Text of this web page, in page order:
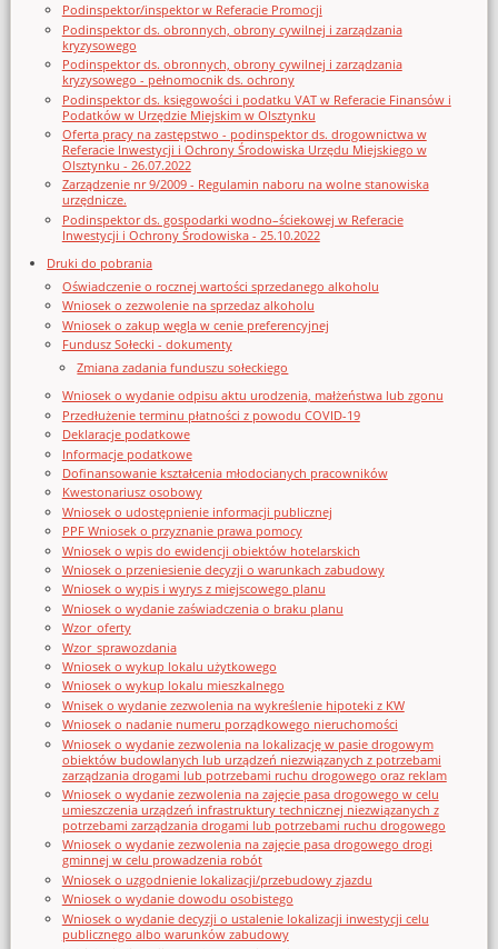
Podinspektor/inspektor w Referacie Promocji
Podinspektor ds. obronnych, obrony cywilnej i zarządzania
kryzysowego
Podinspektor ds. obronnych, obrony cywilnej i zarządzania
kryzysowego - pełnomocnik ds. ochrony
Podinspektor ds. księgowości i podatku VAT w Referacie Finansów i
Podatków w Urzędzie Miejskim w Olsztynku
Oferta pracy na zastępstwo - podinspektor ds. drogownictwa w
Referacie Inwestycji i Ochrony Środowiska Urzędu Miejskiego w
Olsztynku - 26.07.2022
Zarządzenie nr 9/2009 - Regulamin naboru na wolne stanowiska
urzędnicze.
Podinspektor ds. gospodarki wodno–ściekowej w Referacie
Inwestycji i Ochrony Środowiska - 25.10.2022
Druki do pobrania
Oświadczenie o rocznej wartości sprzedanego alkoholu
Wniosek o zezwolenie na sprzedaz alkoholu
Wniosek o zakup węgla w cenie preferencyjnej
Fundusz Sołecki - dokumenty
Zmiana zadania funduszu sołeckiego
Wniosek o wydanie odpisu aktu urodzenia, małżeństwa lub zgonu
Przedłużenie terminu płatności z powodu COVID-19
Deklaracje podatkowe
Informacje podatkowe
Dofinansowanie kształcenia młodocianych pracowników
Kwestonariusz osobowy
Wniosek o udostępnienie informacji publicznej
PPF Wniosek o przyznanie prawa pomocy
Wniosek o wpis do ewidencji obiektów hotelarskich
Wniosek o przeniesienie decyzji o warunkach zabudowy
Wniosek o wypis i wyrys z miejscowego planu
Wniosek o wydanie zaświadczenia o braku planu
Wzor_oferty
Wzor_sprawozdania
Wniosek o wykup lokalu użytkowego
Wniosek o wykup lokalu mieszkalnego
Wnisek o wydanie zezwolenia na wykreślenie hipoteki z KW
Wniosek o nadanie numeru porządkowego nieruchomości
Wniosek o wydanie zezwolenia na lokalizację w pasie drogowym
obiektów budowlanych lub urządzeń niezwiązanych z potrzebami
zarządzania drogami lub potrzebami ruchu drogowego oraz reklam
Wniosek o wydanie zezwolenia na zajęcie pasa drogowego w celu
umieszczenia urządzeń infrastruktury technicznej niezwiązanych z
potrzebami zarządzania drogami lub potrzebami ruchu drogowego
Wniosek o wydanie zezwolenia na zajęcie pasa drogowego drogi
gminnej w celu prowadzenia robót
Wniosek o uzgodnienie lokalizacji/przebudowy zjazdu
Wniosek o wydanie dowodu osobistego
Wniosek o wydanie decyzji o ustalenie lokalizacji inwestycji celu
publicznego albo warunków zabudowy